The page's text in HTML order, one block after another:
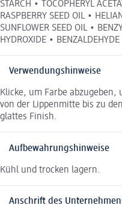
STARCH • TOCOPHERYL
RASPBERRY SEED OIL •
SUNFLOWER SEED OIL •
HYDROXIDE •
Verwendungshinweise
Klicke, um Farbe
von der Lippenmitte bis zu
glattes Finish.
Aufbewahrungshinweise
Kühl und trocken lagern.
Anschrift des